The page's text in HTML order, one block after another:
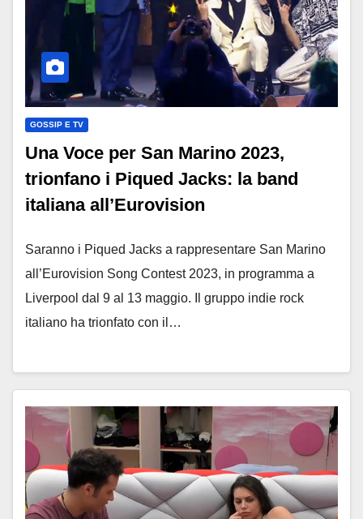
GOSSIP E TV
Una Voce per San Marino 2023,
trionfano i Piqued Jacks: la band
italiana all’Eurovision
Saranno i Piqued Jacks a rappresentare San Marino
all’Eurovision Song Contest 2023, in programma a
Liverpool dal 9 al 13 maggio. Il gruppo indie rock
italiano ha trionfato con il…